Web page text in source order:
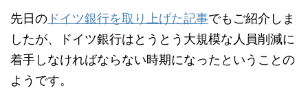
先日の ドイツ銀行を取り上げた記事でもご紹介しま
したが、ドイツ銀行はとうとう大規模な人員削減に
着手しなければならない時期になったということの
ようです。